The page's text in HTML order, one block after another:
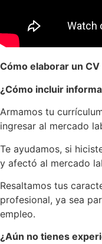
Cómo elaborar un
¿Cómo incluir
Armamos tu
ingresar al mercado
Te ayudamos, si
y afectó al mercado
Resaltamos tus
profesional, ya sea
empleo.
¿Aún no tienes